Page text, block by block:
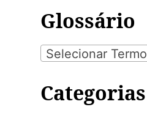
Glossário
Selecionar Termo
Categorias